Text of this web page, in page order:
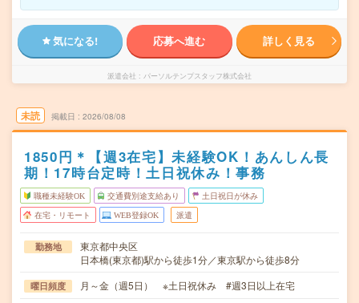
気になる! 応募へ進む 詳しく見る
派遣会社 パーソルテンプスタッフ株式会社
未読 掲載日 2026/08/08
1850円＊【週3在宅】未経験OK！あんしん長
期！17時台定時！土日祝休み！事務
職種未経験OK 交通費別途支給あり 土日祝日が休み
在宅・リモート WEB登録OK 派遣
勤務地
東京都中央区
日本橋(東京都)駅から徒歩1分／東京駅から徒歩8分
曜日頻度 月～金（週5日） ※土日祝休み #週3日以上在宅